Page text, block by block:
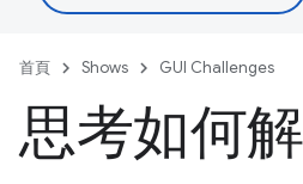
首頁 Shows GUI Challenges
思考如何